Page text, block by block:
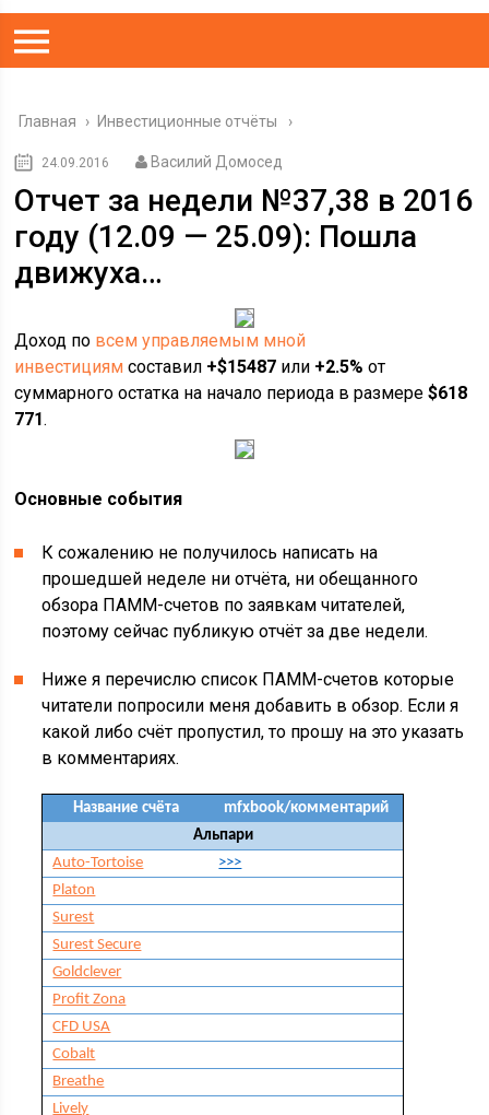
Главная › Инвестиционные отчёты
24.09.2016 Василий Домосед
Отчет за недели №37,38 в 2016
году (12.09 — 25.09): Пошла
движуха…
Доход по всем управляемым мной
инвестициям составил +$15487 или +2.5%от
суммарного остатка на начало периода в размере$618
771.
Основные события
К сожалению не получилось написать на
прошедшей неделе ни отчёта, ни обещанного
обзора ПАММ-счетов по заявкам читателей,
поэтому сейчас публикую отчёт за две недели.
Ниже я перечислю список ПАММ-счетов которые
читатели попросили меня добавить в обзор. Если я
какой либо счёт пропустил, то прошу на это указать
в комментариях.
Название счёта
mfxbook/комментарий
Альпари
Auto-Tortoise
>>>
Platon
Surest
Surest Secure
Goldclever
Profit Zona
CFD USA
Cobalt
Breathe
Lively